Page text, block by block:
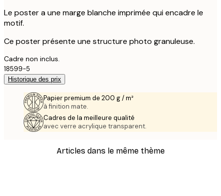
Le poster a une marge blanche imprimée qui encadre le
motif.
Ce poster présente une structure photo granuleuse.
Cadre non inclus.
18599-5
Historique des prix
Papier premium de 200 g / m²
à finition mate.
Cadres de la meilleure qualité
avec verre acrylique transparent.
Articles dans le même thème